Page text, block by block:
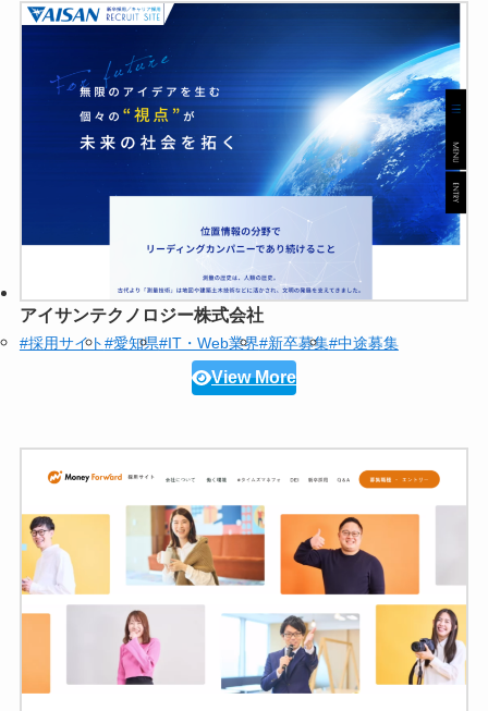
アイサンテクノロジー株式会社
#採用サイト#愛知県#IT・Web業界#新卒募集#中途募集
View More